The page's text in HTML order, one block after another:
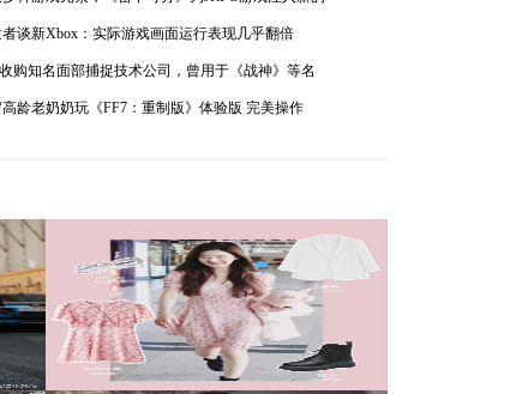
谈新Xbox：实际游戏画面运行表现几乎翻倍
购知名面部捕捉技术公司，曾用于《战神》等名
高龄老奶奶玩《FF7：重制版》体验版 完美操作